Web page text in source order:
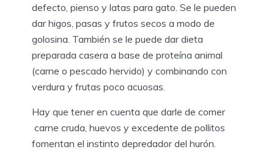
defecto, pienso y latas para gato. Se le pueden
dar higos, pasas y frutos secos a modo de
golosina. También se le puede dar dieta
preparada casera a base de proteína animal
(carne o pescado hervido) y combinando con
verdura y frutas poco acuosas.
Hay que tener en cuenta que darle de comer
carne cruda, huevos y excedente de pollitos
fomentan el instinto depredador del hurón.